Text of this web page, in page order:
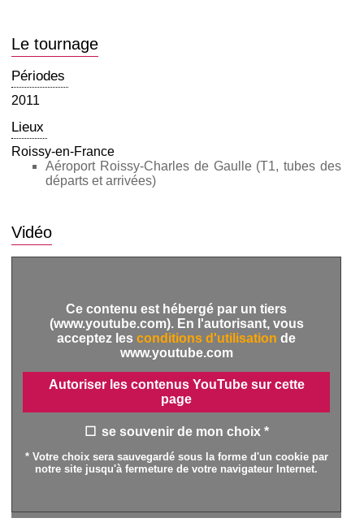
Le tournage
Périodes
2011
Lieux
Roissy-en-France
Aéroport Roissy-Charles de Gaulle (T1, tubes des
départs et arrivées)
Vidéo
Ce contenu est hébergé par un tiers
(www.youtube.com). En l'autorisant, vous
acceptez les conditions d'utilisation de
www.youtube.com
Autoriser les contenus YouTube sur cette
page
se souvenir de mon choix *
* Votre choix sera sauvegardé sous la forme d'un cookie par
notre site jusqu'à fermeture de votre navigateur Internet.